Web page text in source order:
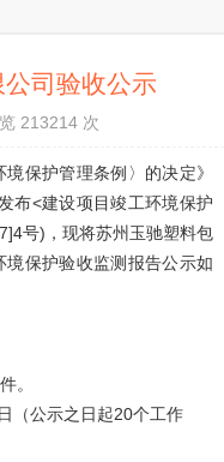
司验收公示
213214 次
保护管理条例〉的决定》
布<建设项目竣工环境保护
号)，现将苏州玉驰塑料包
境保护验收监测报告公示如
。
（公示之日起20个工作